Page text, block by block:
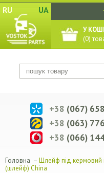
RU UA
У
(0)
+38 (067)
+38 (063)
+38 (066)
Головна – Шлейф під кермовий
(шлейф) China